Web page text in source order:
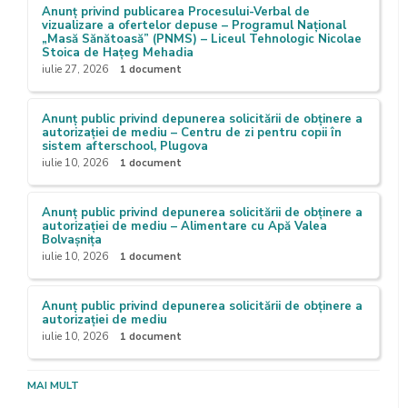
Anunț privind publicarea Procesului-Verbal de
vizualizare a ofertelor depuse – Programul Național
„Masă Sănătoasă” (PNMS) – Liceul Tehnologic Nicolae
Stoica de Hațeg Mehadia
iulie 27, 2026 1 document
Anunț public privind depunerea solicitării de obținere a
autorizației de mediu – Centru de zi pentru copii în
sistem afterschool, Plugova
iulie 10, 2026 1 document
Anunț public privind depunerea solicitării de obținere a
autorizației de mediu – Alimentare cu Apă Valea
Bolvașnița
iulie 10, 2026 1 document
Anunț public privind depunerea solicitării de obținere a
autorizației de mediu
iulie 10, 2026 1 document
MAI MULT